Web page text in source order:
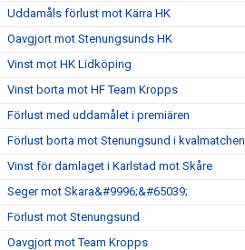
Uddamåls förlust mot Kärra HK
Oavgjort mot Stenungsunds HK
Vinst mot HK Lidköping
Vinst borta mot HF Team Kropps
Förlust med uddamålet i premiären
Förlust borta mot Stenungsund i kvalmatchen
Vinst för damlaget i Karlstad mot Skåre
Seger mot Skara&#9996;&#65039;
Förlust mot Stenungsund
Oavgjort mot Team Kropps